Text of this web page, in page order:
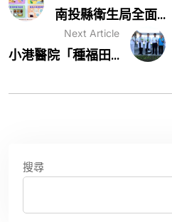
搜尋
近期文章
電動擔架床